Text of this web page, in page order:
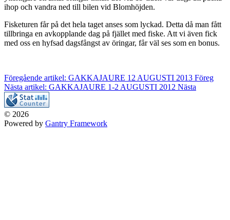
ihop och vandra ned till bilen vid Blomhöjden.
Fisketuren får på det hela taget anses som lyckad. Detta då man fått
tillbringa en avkopplande dag på fjället med fiske. Att vi även fick
med oss ​​en hyfsad dagsfångst av öringar, får väl ses som en bonus.
Föregående artikel: GAKKAJAURE 12 AUGUSTI 2013 Föreg
Nästa artikel: GAKKAJAURE 1-2 AUGUSTI 2012 Nästa
© 2026
Powered by Gantry Framework